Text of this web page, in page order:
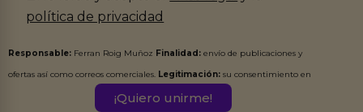
política de privacidad
Responsable: Ferran Roig Muñoz Finalidad: envío de publicaciones y
ofertas así como correos comerciales. Legitimación: su consentimiento en
Destinatarios:Ferran Roig Muñoz. Podrás ejercer tus